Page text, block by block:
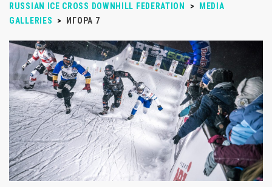
RUSSIAN ICE CROSS DOWNHILL FEDERATION >
MEDIA
GALLERIES
> ИГОРА 7